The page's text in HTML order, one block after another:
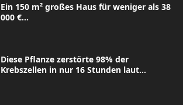
Ein 150 m² großes Haus für weniger als 38
000 €...
Diese Pflanze zerstörte 98% der
Krebszellen in nur 16 Stunden laut...